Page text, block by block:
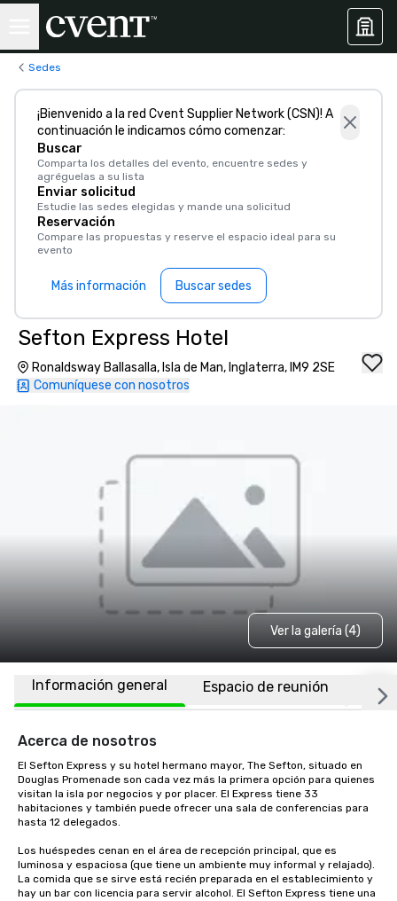
Sedes
¡Bienvenido a la red Cvent Supplier Network (CSN)! A
continuación le indicamos cómo comenzar:
Buscar
Comparta los detalles del evento, encuentre sedes y
agréguelas a su lista
Enviar solicitud
Estudie las sedes elegidas y mande una solicitud
Reservación
Compare las propuestas y reserve el espacio ideal para su
evento
Más información Buscar sedes
Sefton Express Hotel
Ronaldsway Ballasalla, Isla de Man, Inglaterra, IM9 2SE
Comuníquese con nosotros
Ver la galería (4)
Información general Espacio de reunión
Acerca de nosotros
El Sefton Express y su hotel hermano mayor, The Sefton, situado en
Douglas Promenade son cada vez más la primera opción para quienes
visitan la isla por negocios y por placer. El Express tiene 33
habitaciones y también puede ofrecer una sala de conferencias para
hasta 12 delegados.
Los huéspedes cenan en el área de recepción principal, que es
luminosa y espaciosa (que tiene un ambiente muy informal y relajado).
La comida que se sirve está recién preparada en el establecimiento y
hay un bar con licencia para servir alcohol. El Sefton Express tiene una